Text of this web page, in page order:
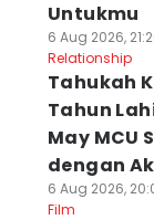
Untukmu
6 Aug 2026,
Relationship
Tahukah
Tahun
May MCU
dengan
6 Aug 2026,
Film